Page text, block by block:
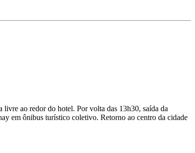
ao redor do hotel. Por volta das 13h30, saída da
em ônibus turístico coletivo. Retorno ao centro da cidade